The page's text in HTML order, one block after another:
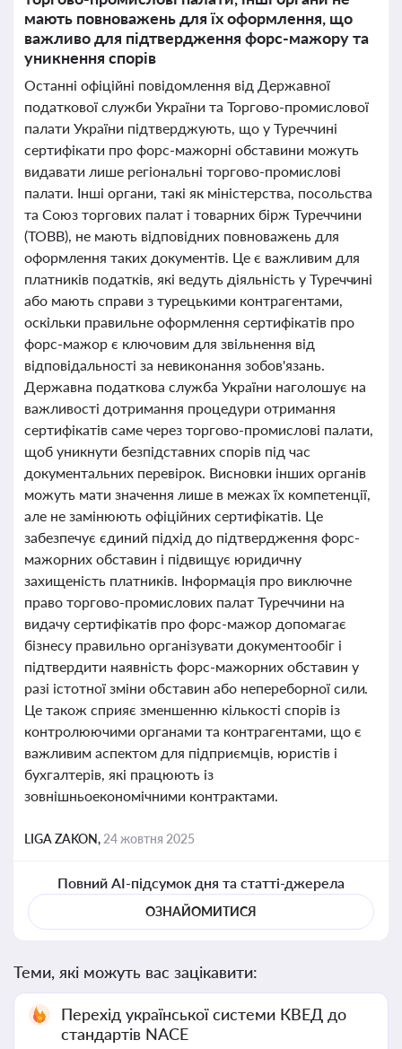
мають повноважень для їх оформлення, що
важливо для підтвердження форс-мажору та
уникнення спорів
Останні офіційні повідомлення від Державної
податкової служби України та Торгово-промислової
палати України підтверджують, що у Туреччині
сертифікати про форс-мажорні обставини можуть
видавати лише регіональні торгово-промислові
палати. Інші органи, такі як міністерства, посольства
та Союз торгових палат і товарних бірж Туреччини
(TOBB), не мають відповідних повноважень для
оформлення таких документів. Це є важливим для
платників податків, які ведуть діяльність у Туреччині
або мають справи з турецькими контрагентами,
оскільки правильне оформлення сертифікатів про
форс-мажор є ключовим для звільнення від
відповідальності за невиконання зобов'язань.
Державна податкова служба України наголошує на
важливості дотримання процедури отримання
сертифікатів саме через торгово-промислові палати,
щоб уникнути безпідставних спорів під час
документальних перевірок. Висновки інших органів
можуть мати значення лише в межах їх компетенції,
але не замінюють офіційних сертифікатів. Це
забезпечує єдиний підхід до підтвердження форс-
мажорних обставин і підвищує юридичну
захищеність платників. Інформація про виключне
право торгово-промислових палат Туреччини на
видачу сертифікатів про форс-мажор допомагає
бізнесу правильно організувати документообіг і
підтвердити наявність форс-мажорних обставин у
разі істотної зміни обставин або непереборної сили.
Це також сприяє зменшенню кількості спорів із
контролюючими органами та контрагентами, що є
важливим аспектом для підприємців, юристів і
бухгалтерів, які працюють із
зовнішньоекономічними контрактами.
LIGA ZAKON, 24 жовтня 2025
Повний AI-підсумок дня та статті-джерела
ОЗНАЙОМИТИСЯ
Теми, які можуть вас зацікавити:
Перехід української системи КВЕД до
стандартів NACE